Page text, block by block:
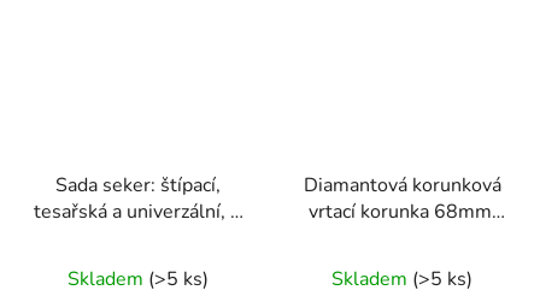
Sada seker: štípací,
tesařská a univerzální, 3
RTZS0054
Skladem (>5 ks)
Diamantová korunková
vrtací korunka 68mm,
Skladem (>5 ks)